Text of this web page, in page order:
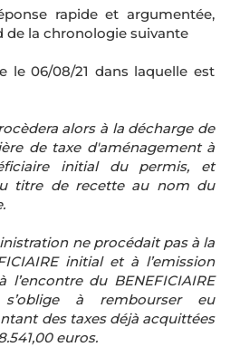
rapide et argumentée,
de la chronologie suivante
le 06/08/21 dans laquelle est
alors à la décharge de
de taxe d'aménagement à
initial du permis, et
titre de recette au nom du
ne procédait pas à la
initial et à l’emission
l’encontre du BENEFICIAIRE
à rembourser eu
des taxes déjà acquittées
euros.